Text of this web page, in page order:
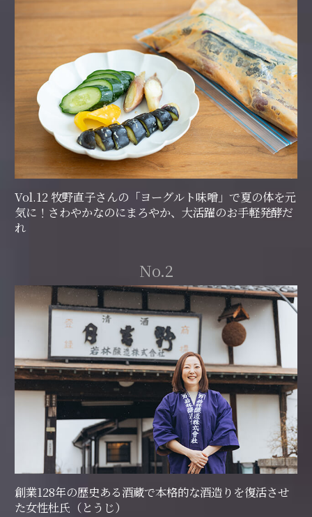
Vol.12 牧野直子さんの「ヨーグルト味噌」で夏の体を元
気に！さわやかなのにまろやか、大活躍のお手軽発酵だ
れ
No.2
創業128年の歴史ある酒蔵で本格的な酒造りを復活させ
た女性杜氏（とうじ）